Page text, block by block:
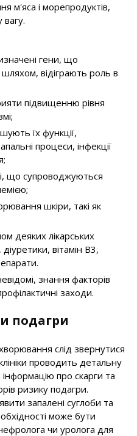
м'яса і морепродуктів,
вагу.
гени, що
відіграють роль в
підвищенню рівня
їх функції,
процеси, інфекції
що супроводжуються
шкіри, такі як
деяких лікарських
вітамін B3,
знання факторів
заходи.
подагри
слід звернутися
проводить детальну
про скарги та
ризику подагри.
запалені суглоби та
може бути
чи уролога для